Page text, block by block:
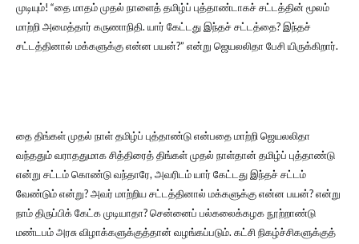
முடியும்! “தை மாதம் முதல் நாளைத் தமிழ்ப் புத்தாண்டாகச் சட்டத்தின் மூலம்
மாற்றி அமைத்தார் கருணாநிதி. யார் கேட்டது இந்தச் சட்டத்தை? இந்தச்
சட்டத்தினால் மக்களுக்கு என்ன பயன்?” என்று ஜெயலலிதா பேசி யிருக்கிறார்.
தை திங்கள் முதல் நாள் தமிழ்ப் புத்தாண்டு என்பதை மாற்றி ஜெயலலிதா
வந்ததும் வராததுமாக சித்திரைத் திங்கள் முதல் நாள்தான் தமிழ்ப் புத்தாண்டு
என்று சட்டம் கொண்டு வந்தாரே, அவரிடம் யார் கேட்டது இந்தச் சட்டம்
வேண்டும் என்று? அவர் மாற்றிய சட்டத்தினால் மக்களுக்கு என்ன பயன்? என்று
நாம் திருப்பிக் கேட்க முடியாதா? சென்னைப் பல்கலைக்கழக நூற்றாண்டு
மண்டபம் அரசு விழாக்களுக்குத்தான் வழங்கப்படும். கட்சி நிகழ்ச்சிகளுக்குத்